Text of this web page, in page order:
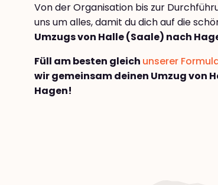
Von der Organisation bis zur
uns um alles, damit du dich auf die
Umzugs von Halle (Saale) nach
Füll am besten gleich unserer
wir gemeinsam deinen Umzug von
Hagen!